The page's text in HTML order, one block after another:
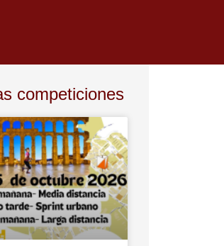
competiciones